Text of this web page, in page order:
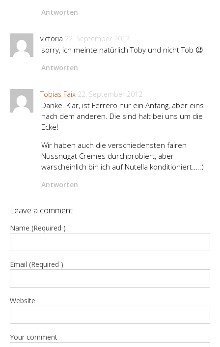
Antworten
victoria 22. September 2012
sorry, ich meinte natürlich Toby und nicht Tob 😉
Antworten
Tobias Faix 22. September 2012
Danke. Klar, ist Ferrero nur ein Anfang, aber eins
nach dem anderen. Die sind halt bei uns um die
Ecke!
Wir haben auch die verschiedensten fairen
Nussnugat Cremes durchprobiert, aber
warscheinlich bin ich auf Nutella konditioniert….:)
Antworten
Leave a comment
Name (Required )
Email (Required )
Website
Your comment